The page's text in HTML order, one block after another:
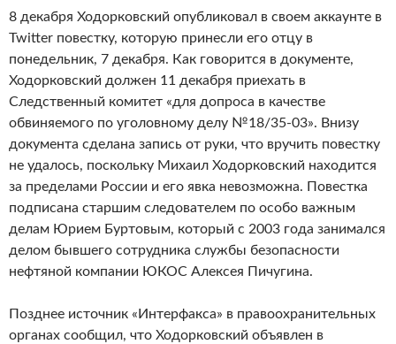
8 декабря Ходорковский опубликовал в своем аккаунте в
Twitter повестку, которую принесли его отцу в
понедельник, 7 декабря. Как говорится в документе,
Ходорковский должен 11 декабря приехать в
Следственный комитет «для допроса в качестве
обвиняемого по уголовному делу №18/35-03». Внизу
документа сделана запись от руки, что вручить повестку
не удалось, поскольку Михаил Ходорковский находится
за пределами России и его явка невозможна. Повестка
подписана старшим следователем по особо важным
делам Юрием Буртовым, который с 2003 года занимался
делом бывшего сотрудника службы безопасности
нефтяной компании ЮКОС Алексея Пичугина.
Позднее источник «Интерфакса» в правоохранительных
органах сообщил, что Ходорковский объявлен в